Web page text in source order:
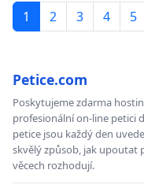
1 2 3 4 5
Petice.com
Poskytujeme zdarma
profesionální on-line petici
petice jsou každý den
skvělý způsob, jak upoutat
věcech rozhodují.